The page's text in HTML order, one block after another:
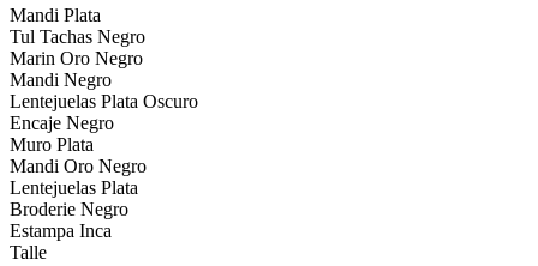
Mandi Plata
Tul Tachas Negro
Marin Oro Negro
Mandi Negro
Lentejuelas Plata Oscuro
Encaje Negro
Muro Plata
Mandi Oro Negro
Lentejuelas Plata
Broderie Negro
Estampa Inca
Talle